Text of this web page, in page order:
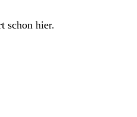
schon hier.